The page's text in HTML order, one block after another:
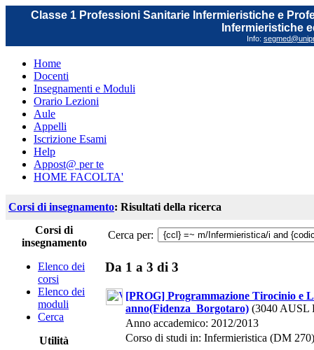
Classe 1 Professioni Sanitarie Infermieristiche e
Infermieristiche
Info:
Home
Docenti
Insegnamenti e Moduli
Orario Lezioni
Aule
Appelli
Iscrizione Esami
Help
Appost@ per te
HOME FACOLTA'
Corsi di insegnamento: Risultati della ricerca
Corsi di
insegnamento
Elenco dei
corsi
Elenco dei
moduli
Cerca
Utilità
Cerca per:
Da 1 a 3 di 3
[PROG] Programmazione Tirocinio e
anno(Fidenza_Borgotaro) (3040 AUSL
Anno accademico: 2012/2013
Corso di studi in: Infermieristica (DM 270)